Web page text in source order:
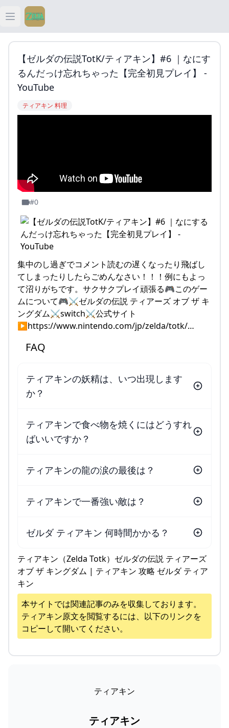
Open main menu
ティアキン
ティアキン 祠
【ゼルダの伝説TotK/ティアキン】#6 ｜なにす
るんだっけ忘れちゃった【完全初見プレイ】 -
YouTube
ティアキン 料理
#0
集中のし過ぎでコメント読むの遅くなったり飛ばし
てしまったりしたらごめんなさい！！！例にもよっ
て沼りがちです。サクサクプレイ頑張る🎮このゲー
ムについて🎮⚔️ゼルダの伝説 ティアーズ オブ ザ キ
ングダム⚔️switch⚔️公式サイト
▶https://www.nintendo.com/jp/zelda/totk/…
FAQ
ティアキンの妖精は、いつ出現します
か？
ティアキンで食べ物を焼くにはどうすれ
ばいいですか？
ティアキンの龍の涙の最後は？
ティアキンで一番強い敵は？
ゼルダ ティアキン 何時間かかる？
ティアキン（Zelda Totk）ゼルダの伝説 ティアーズ
オブ ザ キングダム | ティアキン 攻略 ゼルダ ティア
キン
本サイトでは関連記事のみを収集しております。
ティアキン原文を閲覧するには、以下のリンクを
コピーして開いてください。
ティアキン
ティアキン